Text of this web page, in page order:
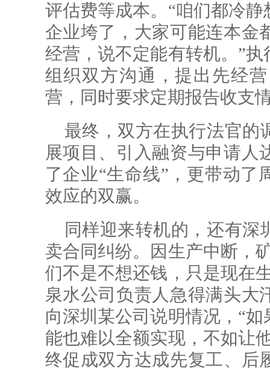
评估费等成本。“咱们都冷
企业垮了，大家可能连本金
经营，说不定能有转机。”
组织双方沟通，提出先经
营，同时要求定期报告收支
最终，双方在执行法官的
展项目、引入融资与申请人
了企业“生命线”，更带动了
效应的双赢。
同样迎来转机的，还有深
卖合同纠纷。因生产中断，
们不是不想还钱，只是现在
泉水公司负责人急得满头大
向深圳某公司说明情况，“
能也难以全额实现，不如让
终促成双方达成先复工、后